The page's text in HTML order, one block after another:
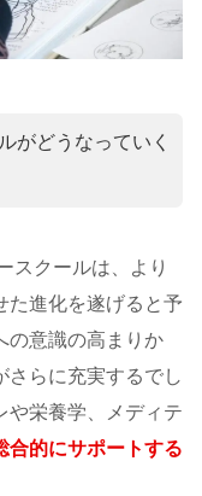
がどうなっていく
スクールは、より
た進化を遂げると予
の意識の高まりか
さらに充実するでし
や栄養学、メディテ
合的にサポートする